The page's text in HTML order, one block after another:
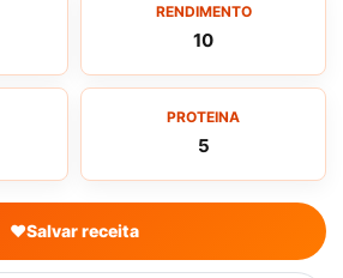
RENDIMENTO
10
PROTEINA
5
♥Salvar receita